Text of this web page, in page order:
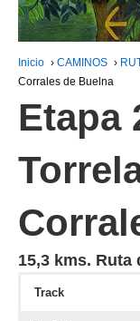
Inicio › CAMINOS ›
Corrales de Buelna
Etapa
15,3 kms. Ruta
Track